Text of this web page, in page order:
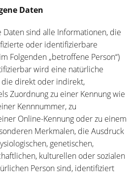
Daten
Daten sind alle Informationen, die
oder identifizierbare
Folgenden „betroffene Person“)
wird eine natürliche
die direkt oder indirekt,
Zuordnung zu einer Kennung wie
Kennnummer, zu
Online-Kennung oder zu einem
Merkmalen, die Ausdruck
genetischen,
kulturellen oder sozialen
Person sind, identifiziert